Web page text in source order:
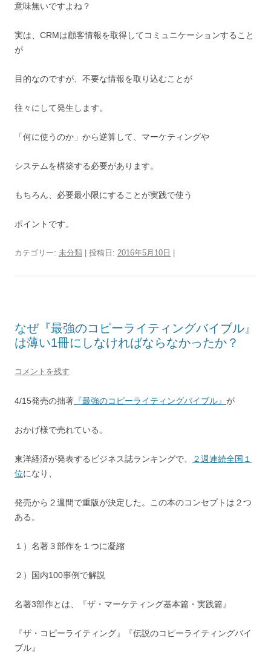
意味無いですよね？
実は、CRMは顧客情報を取得してコミュニケーションすること
が
目的なのですが、不要な情報を取り込むことが
往々にして発生します。
「何に使うのか」から逆算して、マーケティングや
システムを構築する必要があります。
もちろん、必要最小限にすることが実践で使う
ポイントです。
カテゴリー: 未分類 | 投稿日: 2016年5月10日 |
なぜ『最強のコピーライティングバイブル』
は薄い1冊にしなければならなかったか？
コメントを残す
4/15発売の拙著 『最強のコピーライティングバイブル』 が
おかげ様で売れている。
東洋経済が発表するビジネス誌ランキングで、
２週連続全国１
位になり、
発売から２週間で重版が決定した。
この本のコンセプトは２つ
ある。
１）名著３部作を１つに凝縮
２）国内100事例で解説
名著3部作とは、『ザ・マーケティング基本篇・実践篇』
『ザ・コピーライティング』『伝説のコピーライティングバイ
ブル』